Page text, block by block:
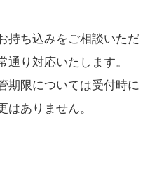
持ち込みをご相談いただ
り対応いたします。
期限については受付時に
ありません。